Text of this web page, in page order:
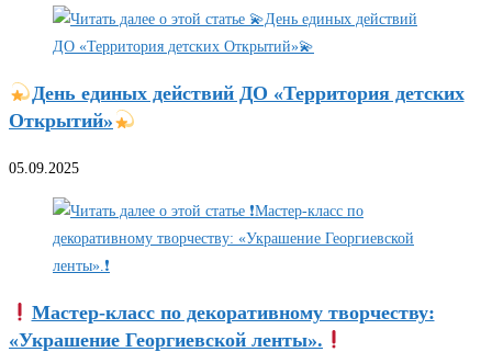
День единых действий ДО «Территория детских
Открытий»
05.09.2025
Мастер-класс по декоративному творчеству:
«Украшение Георгиевской ленты».